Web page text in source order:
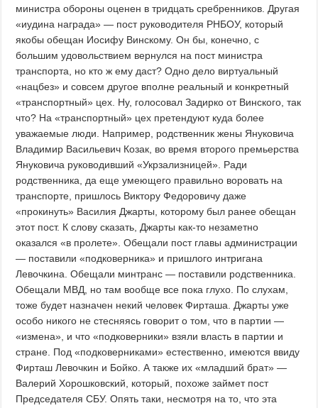
министра обороны оценен в тридцать сребренников. Другая
«иудина награда» — пост руководителя РНБОУ, который
якобы обещан Иосифу Винскому. Он бы, конечно, с
большим удовольствием вернулся на пост министра
транспорта, но кто ж ему даст? Одно дело виртуальный
«нацбез» и совсем другое вполне реальный и конкретный
«транспортный» цех. Ну, голосовал Задирко от Винского, так
что? На «транспортный» цех претендуют куда более
уважаемые люди. Например, родственник жены Януковича
Владимир Васильевич Козак, во время второго премьерства
Януковича руководивший «Укрзализницей». Ради
родственника, да еще умеющего правильно воровать на
транспорте, пришлось Виктору Федоровичу даже
«прокинуть» Василия Джарты, которому был ранее обещан
этот пост. К слову сказать, Джарты как-то незаметно
оказался «в пролете». Обещали пост главы администрации
— поставили «подковерника» и пришлого интригана
Левочкина. Обещали минтранс — поставили родственника.
Обещали МВД, но там вообще все пока глухо. По слухам,
тоже будет назначен некий человек Фирташа. Джарты уже
особо никого не стесняясь говорит о том, что в партии —
«измена», и что «подковерники» взяли власть в партии и
стране. Под «подковерниками» естественно, имеются ввиду
Фирташ Левочкин и Бойко. А также их «младший брат» —
Валерий Хорошковский, который, похоже займет пост
Председателя СБУ. Опять таки, несмотря на то, что эта